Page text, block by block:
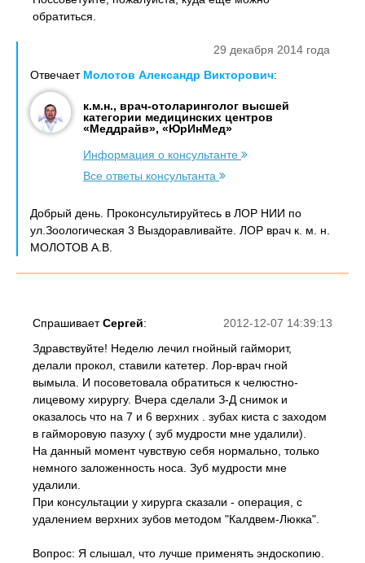
обратиться.
29 декабря 2014 года
Отвечает Молотов Александр Викторович:
к.м.н., врач-отоларинголог высшей
категории медицинских центров
«Меддрайв», «ЮрИнМед»
Информация о консультанте
Все ответы консультанта
Добрый день. Проконсультируйтесь в ЛОР НИИ по
ул.Зоологическая 3 Выздоравливайте. ЛОР врач к. м. н.
МОЛОТОВ А.В.
2012-12-07 14:39:13
СпрашиваетСергей:
Здравствуйте! Неделю лечил гнойный гайморит,
делали прокол, ставили катетер. Лор-врач гной
вымыла. И посоветовала обратиться к челюстно-
лицевому хирургу. Вчера сделали З-Д снимок и
оказалось что на 7 и 6 верхних . зубах киста с заходом
в гайморовую пазуху ( зуб мудрости мне удалили).
На данный момент чувствую себя нормально, только
немного заложенность носа. Зуб мудрости мне
удалили.
При консультации у хирурга сказали - операция, с
удалением верхних зубов методом "Калдвем-Люкка".
Вопрос: Я слышал, что лучше применять эндоскопию.